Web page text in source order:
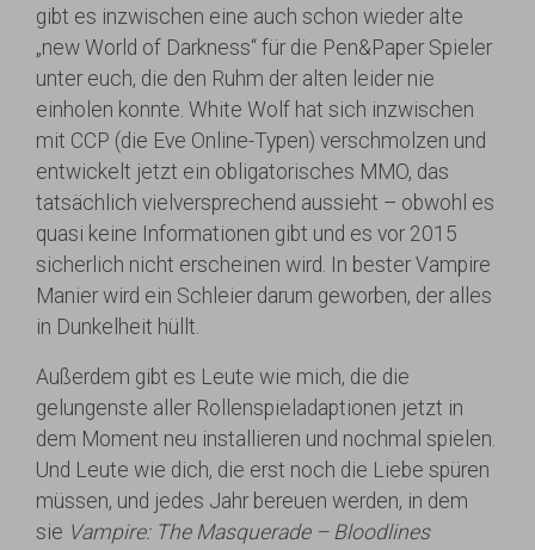
gibt es inzwischen eine auch schon wieder alte
„new World of Darkness“ für die Pen&Paper Spieler
unter euch, die den Ruhm der alten leider nie
einholen konnte. White Wolf hat sich inzwischen
mit CCP (die Eve Online-Typen) verschmolzen und
entwickelt jetzt ein obligatorisches MMO, das
tatsächlich vielversprechend aussieht – obwohl es
quasi keine Informationen gibt und es vor 2015
sicherlich nicht erscheinen wird. In bester Vampire
Manier wird ein Schleier darum geworben, der alles
in Dunkelheit hüllt.
Außerdem gibt es Leute wie mich, die die
gelungenste aller Rollenspieladaptionen jetzt in
dem Moment neu installieren und nochmal spielen.
Und Leute wie dich, die erst noch die Liebe spüren
müssen, und jedes Jahr bereuen werden, in dem
sie Vampire: The Masquerade – Bloodlines